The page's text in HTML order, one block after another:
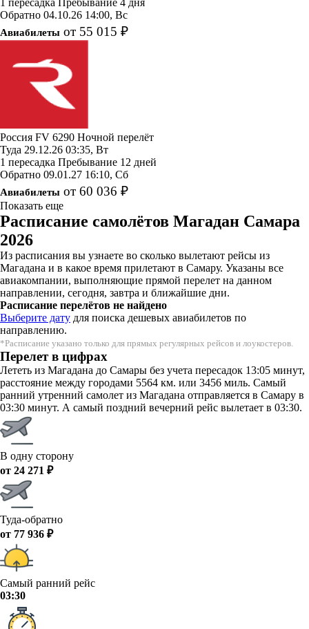
Обратно 04.10.26 14:00, Вс
Авиабилеты от 55 015 ₽
Россия FV 6290 Ночной перелёт
Туда 29.12.26 03:35, Вт
1 пересадка Пребывание 12 дней
Обратно 09.01.27 16:10, Сб
Авиабилеты от 60 036 ₽
Показать еще
Расписание самолётов Магадан Самара
2026
Из расписания вы узнаете во сколько вылетают рейсы из
Магадана и в какое время прилетают в Самару. Указаны все
авиакомпании, выполняющие прямой перелет на данном
направлении, сегодня, завтра и ближайшие дни.
Расписание перелётов не найдено
Выберите дату для поиска дешевых авиабилетов по
направлению.
*Расписание указано только для прямых регулярных рейсов и лоукостеров.
Перелет в цифрах
Лететь из Магадана до Самары без учета пересадок 13:05 минут,
расстояние между городами 5564 км. или 3456 миль. Самый
ранний утренний самолет из Магадана отправляется в Самару в
03:30 минут. А самый поздний вечерний рейс вылетает в 03:30.
В одну сторону
от 24 271 ₽
Туда-обратно
от 77 936 ₽
Самый ранний рейс
03:30